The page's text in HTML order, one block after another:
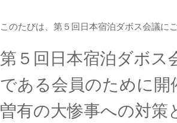
このたびは、第５回日本宿泊ダボス会議に
第５回日本宿泊ダボス
である会員のために
曽有の大惨事への対策